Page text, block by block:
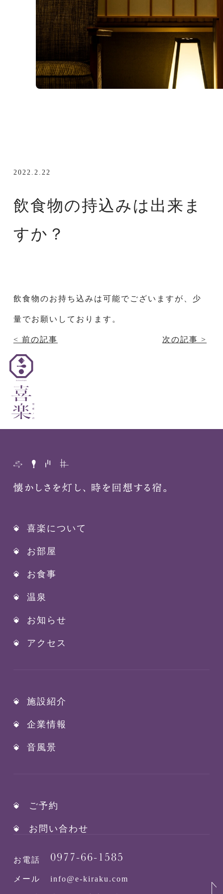
2022.2.22
飲食物の持込みは出来ま
すか？
飲食物のお持ち込みは可能でございますが、少
量でお願いしております。
< 前の記事 次の記事 >
喜楽について
お部屋
お食事
温泉
お知らせ
アクセス
施設紹介
企業情報
音風景
ご予約
お問い合わせ
お電話 0977-66-1585
メール info@e-kiraku.com